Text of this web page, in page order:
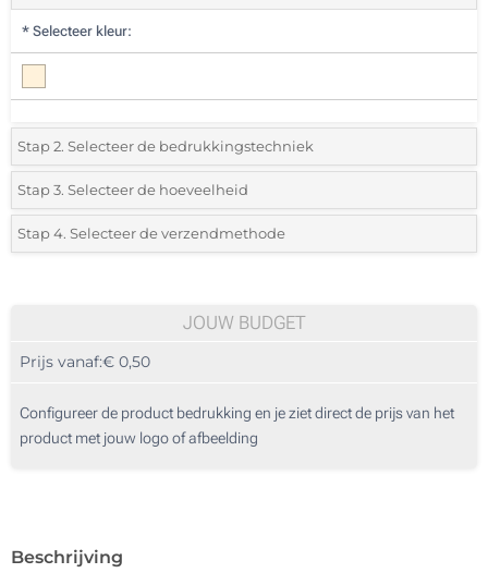
* Selecteer kleur:
Stap 2. Selecteer de bedrukkingstechniek
*Selecteer de bedrukking en kleuren van het logo:
1 Kleur (Aan een kant)
3 Kleuren (Aan een kant)
Digitale kleuren transfer (Aan een kant)
Stap 3. Selecteer de hoeveelheid
*Selecteer uit de lijst of voeg het gewenste aantal in
20
100
Stap 4. Selecteer de verzendmethode
JOUW BUDGET
Prijs vanaf:€ 0,50
Configureer de product bedrukking en je ziet direct de prijs van het
product met jouw logo of afbeelding
Beschrijving